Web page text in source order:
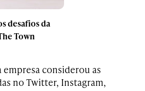
desafios da
Town
empresa considerou as
no Twitter, Instagram,